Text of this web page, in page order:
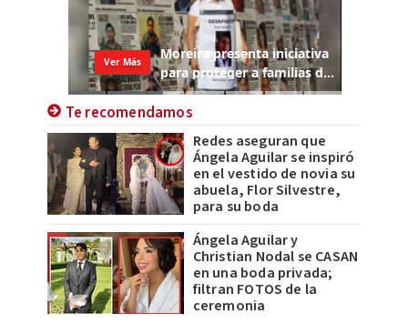
Te recomendamos
Redes aseguran que
Ángela Aguilar se inspiró
en el vestido de novia su
abuela, Flor Silvestre,
para su boda
Ángela Aguilar y
Christian Nodal se CASAN
en una boda privada;
filtran FOTOS de la
ceremonia